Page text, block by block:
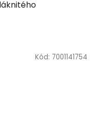
Kód: 7001141754